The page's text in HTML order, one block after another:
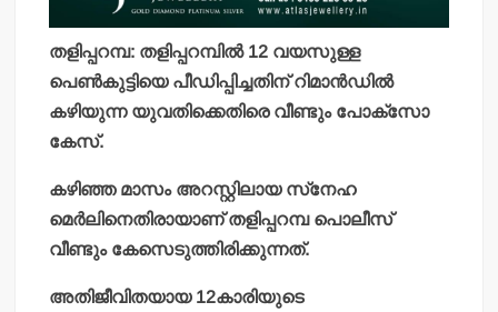
തളിപ്പറമ്പ: തളിപ്പറമ്പില്‍ 12 വയസുള്ള
പെണ്‍കുട്ടിയെ പീഡിപ്പിച്ചതിന് റിമാന്‍ഡില്‍
കഴിയുന്ന യുവതിക്കെതിരെ വീണ്ടും പോക്‌സോ
കേസ്.
കഴിഞ്ഞ മാസം അറസ്റ്റിലായ സ്‌നേഹ
മെര്‍ലിനെതിരായാണ് തളിപ്പറമ്പ പൊലീസ്
വീണ്ടും കേസെടുത്തിരിക്കുന്നത്.
അതിജീവിതയായ 12കാരിയുടെ